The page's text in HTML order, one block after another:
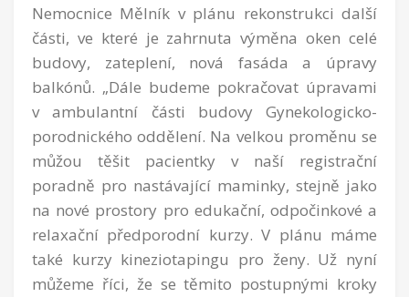
Nemocnice Mělník v plánu rekonstrukci další
části, ve které je zahrnuta výměna oken celé
budovy, zateplení, nová fasáda a úpravy
balkónů. „Dále budeme pokračovat úpravami
v ambulantní části budovy Gynekologicko-
porodnického oddělení. Na velkou proměnu se
můžou těšit pacientky v naší registrační
poradně pro nastávající maminky, stejně jako
na nové prostory pro edukační, odpočinkové a
relaxační předporodní kurzy. V plánu máme
také kurzy kineziotapingu pro ženy. Už nyní
můžeme říci, že se těmito postupnými kroky